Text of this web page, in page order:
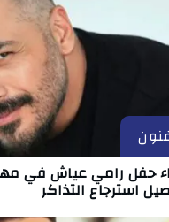
حفل رامي عياش في
استرجاع التذاكر